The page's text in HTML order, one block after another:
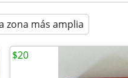
zona más amplia
$20